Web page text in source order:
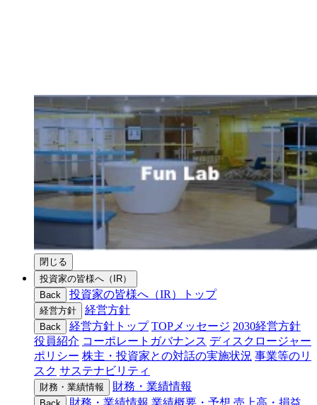
閉じる
投資家の皆様へ（IR）
Back
投資家の皆様へ（IR）トップ
経営方針 経営方針
Back 経営方針トップ TOPメッセージ 2030経営方針
役員紹介 コーポレートガバナンス ディスクロージャー
ポリシー 株主・投資家との対話の実施状況 事業等のリ
スク サステナビリティ
財務・業績情報 財務・業績情報
財務・業績情報 業績概要・予想 売上高・損益